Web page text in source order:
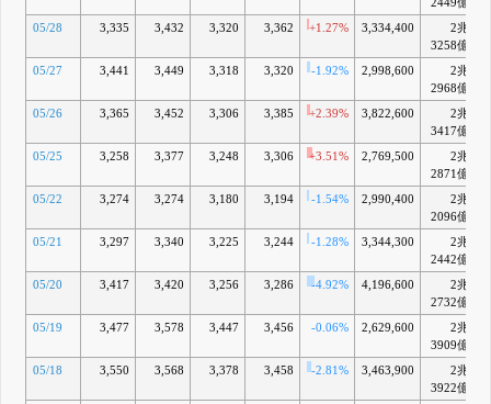
05/28
3,335 3,432 3,320 3,362 +1.27% 3,334,400
2兆
3258億
05/27 3,441 3,449 3,318 3,320 -1.92% 2,998,600
2兆
2968億
05/26
3,365 3,452 3,306 3,385 +2.39% 3,822,600
2兆
3417億
05/25 3,258 3,377 3,248 3,306 +3.51% 2,769,500
2兆
2871億
05/22 3,274 3,274 3,180 3,194 -1.54% 2,990,400
2兆
2096億
05/21 3,297 3,340 3,225 3,244 -1.28% 3,344,300
2兆
2442億
05/20 3,417 3,420 3,256 3,286 -4.92% 4,196,600
2兆
2732億
05/19 3,477 3,578 3,447 3,456 -0.06% 2,629,600
2兆
3909億
05/18 3,550 3,568 3,378 3,458 -2.81% 3,463,900
2兆
3922億